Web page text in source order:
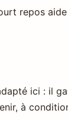
repos
ici : il
à